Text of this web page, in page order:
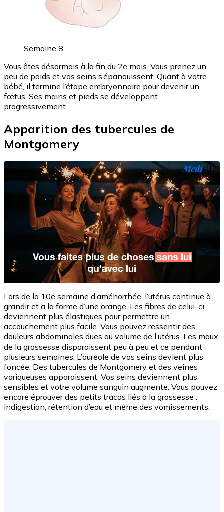
Semaine 8
Vous êtes désormais à la fin du 2e mois. Vous prenez un
peu de poids et vos seins s’épanouissent. Quant à votre
bébé, il termine l’étape embryonnaire pour devenir un
fœtus. Ses mains et pieds se développent
progressivement.
Apparition des tubercules de
Montgomery
Lors de la 10e semaine d’aménorrhée, l’utérus continue à
grandir et a la forme d’une orange. Les fibres de celui-ci
deviennent plus élastiques pour permettre un
accouchement plus facile. Vous pouvez ressentir des
douleurs abdominales dues au volume de l’utérus. Les maux
de la grossesse disparaissent peu à peu et ce pendant
plusieurs semaines. L’auréole de vos seins devient plus
foncée. Des tubercules de Montgomery et des veines
variqueuses apparaissent. Vos seins deviennent plus
sensibles et votre volume sanguin augmente. Vous pouvez
encore éprouver des petits tracas liés à la grossesse :
indigestion, rétention d’eau et même des vomissements.